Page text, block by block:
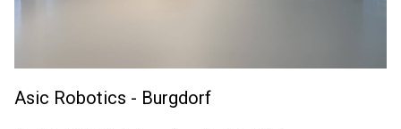
Asic Robotics - Burgdorf